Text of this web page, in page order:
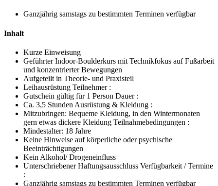
Ganzjährig samstags zu bestimmten Terminen verfügbar
Inhalt
Kurze Einweisung
Geführter Indoor-Boulderkurs mit Technikfokus auf Fußarbeit
und konzentrierter Bewegungen
Aufgeteilt in Theorie- und Praxisteil
Leihausrüstung Teilnehmer :
Gutschein gültig für 1 Person Dauer :
Ca. 3,5 Stunden Ausrüstung & Kleidung :
Mitzubringen: Bequeme Kleidung, in den Wintermonaten
gern etwas dickere Kleidung Teilnahmebedingungen :
Mindestalter: 18 Jahre
Keine Hinweise auf körperliche oder psychische
Beeinträchtigungen
Kein Alkohol/ Drogeneinfluss
Unterschriebener Haftungsausschluss Verfügbarkeit / Termine
:
Ganzjährig samstags zu bestimmten Terminen verfügbar